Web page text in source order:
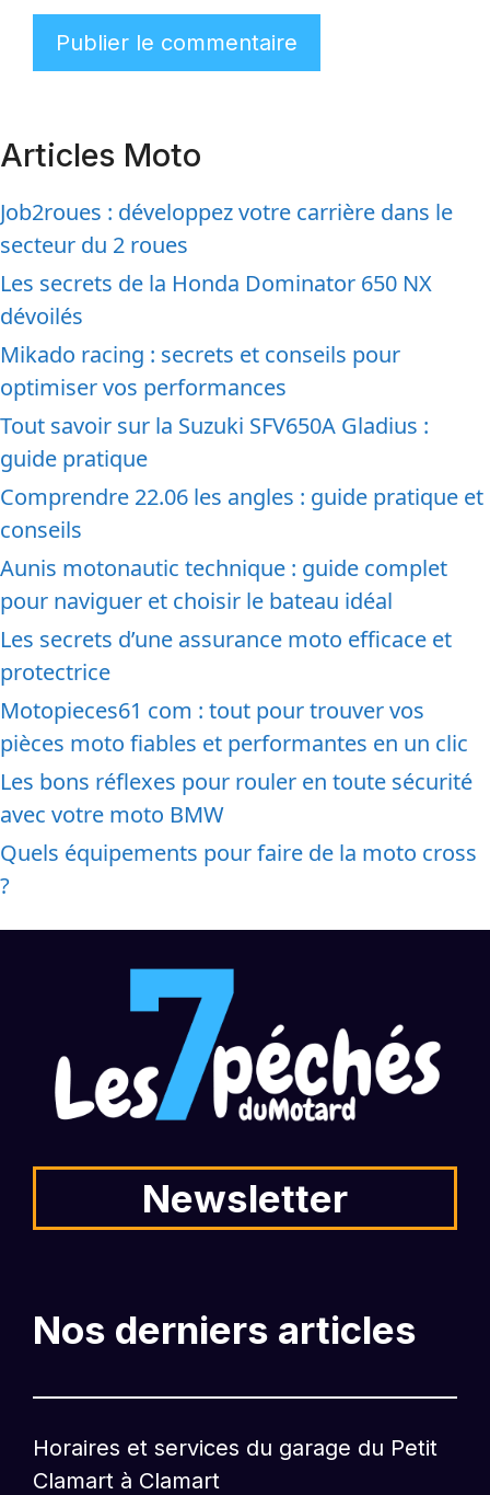
Articles Moto
Job2roues : développez votre carrière dans le
secteur du 2 roues
Les secrets de la Honda Dominator 650 NX
dévoilés
Mikado racing : secrets et conseils pour
optimiser vos performances
Tout savoir sur la Suzuki SFV650A Gladius :
guide pratique
Comprendre 22.06 les angles : guide pratique et
conseils
Aunis motonautic technique : guide complet
pour naviguer et choisir le bateau idéal
Les secrets d’une assurance moto efficace et
protectrice
Motopieces61 com : tout pour trouver vos
pièces moto fiables et performantes en un clic
Les bons réflexes pour rouler en toute sécurité
avec votre moto BMW
Quels équipements pour faire de la moto cross
?
Newsletter
Nos derniers articles
Horaires et services du garage du Petit
Clamart à Clamart